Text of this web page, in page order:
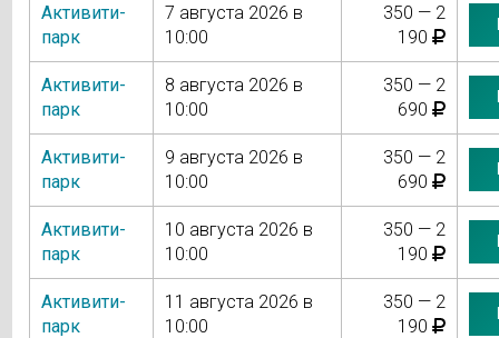
Активити-
парк
7 августа 2026 в
10:00
350 — 2
190
Активити-
парк
8 августа 2026 в
10:00
350 — 2
690
Активити-
парк
9 августа 2026 в
10:00
350 — 2
690
Активити-
парк
10 августа 2026 в
10:00
350 — 2
190
Активити-
парк
11 августа 2026 в
10:00
350 — 2
190